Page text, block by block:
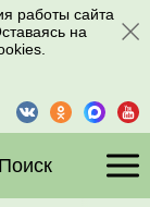
работы сайта
на
Поиск